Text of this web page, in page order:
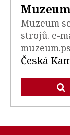
Muzeum
strojů. e-
Česká